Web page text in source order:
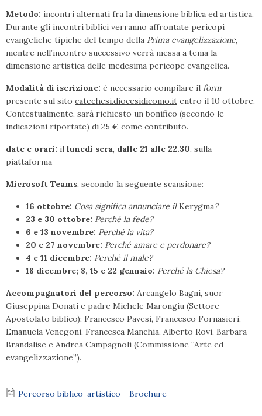
Metodo: incontri alternati fra la dimensione biblica ed artistica.
Durante gli incontri biblici verranno affrontate pericopi
evangeliche tipiche del tempo della Prima evangelizzazione,
mentre nell’incontro successivo verrà messa a tema la
dimensione artistica delle medesima pericope evangelica.
Modalità di iscrizione: è necessario compilare il form
presente sul sito catechesi.diocesidicomo.it entro il 10 ottobre.
Contestualmente, sarà richiesto un bonifico (secondo le
indicazioni riportate) di 25 € come contributo.
date e orari: il lunedì sera, dalle 21 alle 22.30, sulla
piattaforma
Microsoft Teams, secondo la seguente scansione:
16 ottobre: Cosa significa annunciare ilKerygma?
23 e 30 ottobre: Perché la fede?
6 e 13 novembre: Perché la vita?
20 e 27 novembre: Perché amare e perdonare?
4 e 11 dicembre: Perché il male?
18 dicembre; 8, 15 e 22 gennaio: Perché la Chiesa?
Accompagnatori del percorso: Arcangelo Bagni, suor
Giuseppina Donati e padre Michele Marongiu (Settore
Apostolato biblico); Francesco Pavesi, Francesco Fornasieri,
Emanuela Venegoni, Francesca Manchia, Alberto Rovi, Barbara
Brandalise e Andrea Campagnoli (Commissione “Arte ed
evangelizzazione”).
Percorso biblico-artistico - Brochure